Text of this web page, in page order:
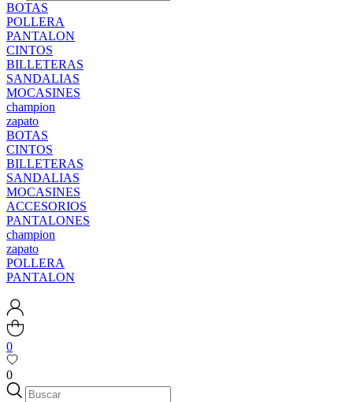
BOTAS
POLLERA
PANTALON
CINTOS
BILLETERAS
SANDALIAS
MOCASINES
champion
zapato
BOTAS
CINTOS
BILLETERAS
SANDALIAS
MOCASINES
ACCESORIOS
PANTALONES
champion
zapato
POLLERA
PANTALON
0
0